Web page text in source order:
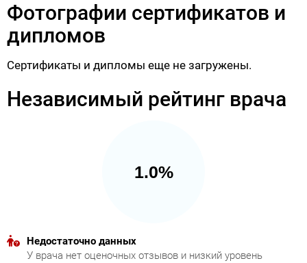
Фотографии сертификатов и
дипломов
Сертификаты и дипломы еще не загружены.
Независимый рейтинг врача
1.0%
Недостаточно данных
У врача нет оценочных отзывов и низкий уровень